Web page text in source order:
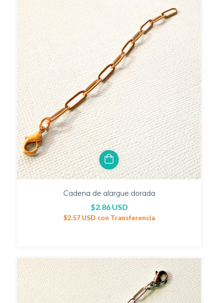
Cadena de alargue dorada
$2.86 USD
$2.57 USD con Transferencia